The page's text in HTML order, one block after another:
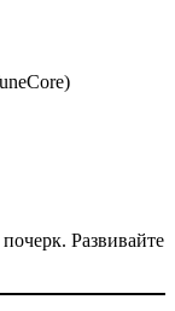
Развивайте